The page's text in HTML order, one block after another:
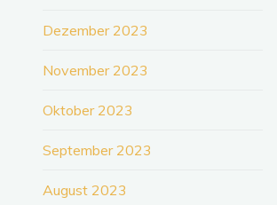
Dezember 2023
November 2023
Oktober 2023
September 2023
August 2023